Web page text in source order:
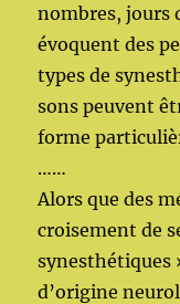
nombres, jours
évoquent des
types de
sons peuvent
forme
……
Alors que des
croisement de
synesthétiques
d’origine